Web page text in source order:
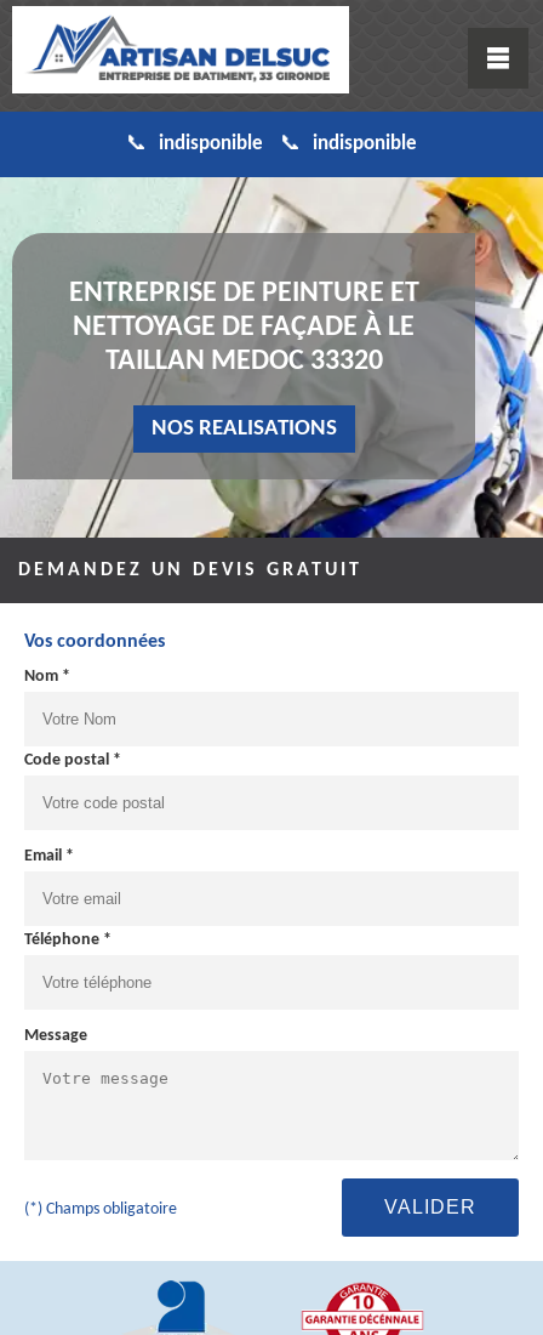
indisponible indisponible
ENTREPRISE DE PEINTURE ET
NETTOYAGE DE FAÇADE À LE
TAILLAN MEDOC 33320
NOS REALISATIONS
DEMANDEZ UN DEVIS GRATUIT
Vos coordonnées
Nom *
Code postal *
Email *
Téléphone *
Message
(*) Champs obligatoire